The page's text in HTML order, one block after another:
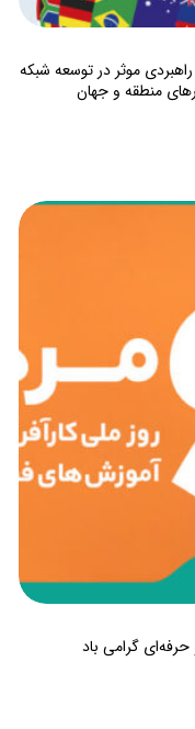
موثر در توسعه شبکه
منطقه و جهان